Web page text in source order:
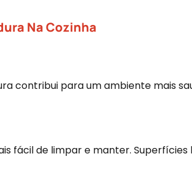
Na Cozinha
contribui para um ambiente mais
fácil de limpar e manter.